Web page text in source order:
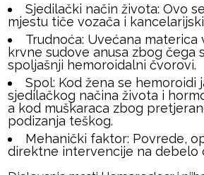
Sjedilački način života: Ovo
mjestu tiče vozača i
Trudnoća: Uvećana materica
krvne sudove anusa zbog čega
spoljašnji hemoroidalni čvorovi.
Spol: Kod žena se hemoroidi
sjedilačkog načina života i
a kod muškaraca zbog
podizanja teškog.
Mehanički faktor: Povrede,
direktne intervencije na debelo